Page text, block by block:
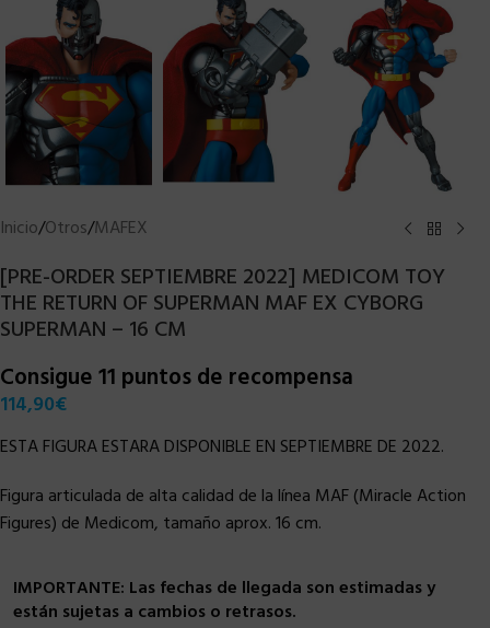
Inicio/Otros/MAFEX
[PRE-ORDER SEPTIEMBRE 2022] MEDICOM TOY
THE RETURN OF SUPERMAN MAF EX CYBORG
SUPERMAN – 16 CM
Consigue 11 puntos de recompensa
114,90€
ESTA FIGURA ESTARA DISPONIBLE EN SEPTIEMBRE DE 2022.
Figura articulada de alta calidad de la línea MAF (Miracle Action
Figures) de Medicom, tamaño aprox. 16 cm.
IMPORTANTE: Las fechas de llegada son estimadas y
están sujetas a cambios o retrasos.